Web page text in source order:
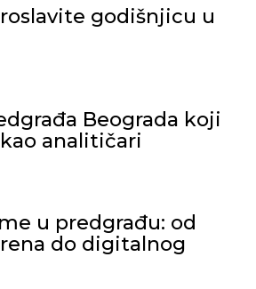
godišnjicu u
Beograda koji
analitičari
u predgrađu: od
do digitalnog